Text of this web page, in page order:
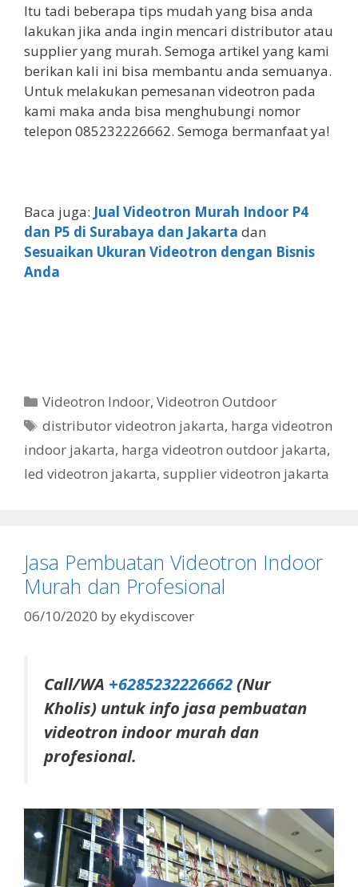
Itu tadi beberapa tips mudah yang bisa anda
lakukan jika anda ingin mencari distributor atau
supplier yang murah. Semoga artikel yang kami
berikan kali ini bisa membantu anda semuanya.
Untuk melakukan pemesanan videotron pada
kami maka anda bisa menghubungi nomor
telepon 085232226662. Semoga bermanfaat ya!
Baca juga: Jual Videotron Murah Indoor P4
dan P5 di Surabaya dan Jakarta dan
Sesuaikan Ukuran Videotron dengan Bisnis
Anda
Videotron Indoor,Videotron Outdoor
distributor videotron jakarta, harga videotron
indoor jakarta, harga videotron outdoor jakarta,
led videotron jakarta, supplier videotron jakarta
Jasa Pembuatan Videotron Indoor
Murah dan Profesional
06/10/2020 byekydiscover
Call/WA +6285232226662(Nur
Kholis) untuk info jasa pembuatan
videotron indoor murah dan
profesional.